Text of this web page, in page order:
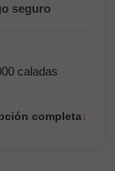
seguro
caladas
completa